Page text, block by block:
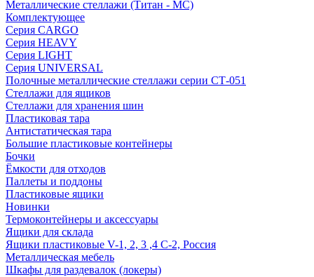
Металлические стеллажи (Титан - МС)
Комплектующее
Серия CARGO
Серия HEAVY
Серия LIGHT
Серия UNIVERSAL
Полочные металлические стеллажи серии СТ-051
Стеллажи для ящиков
Стеллажи для хранения шин
Пластиковая тара
Антистатическая тара
Большие пластиковые контейнеры
Бочки
Ёмкости для отходов
Паллеты и поддоны
Пластиковые ящики
Новинки
Термоконтейнеры и аксессуары
Ящики для склада
Ящики пластиковые V-1, 2, 3 ,4 С-2, Россия
Металлическая мебель
Шкафы для раздевалок (локеры)